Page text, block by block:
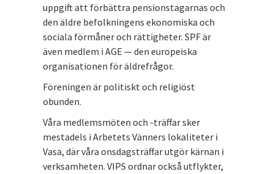
uppgift att förbättra pensionstagarnas och
den äldre befolkningens ekonomiska och
sociala förmåner och rättigheter. SPF är
även medlem i AGE — den europeiska
organisationen för äldrefrågor.
Föreningen är politiskt och religiöst
obunden.
Våra medlemsmöten och -träffar sker
mestadels i Arbetets Vänners lokaliteter i
Vasa, där våra onsdagsträffar utgör kärnan i
verksamheten. VIPS ordnar också utflykter,